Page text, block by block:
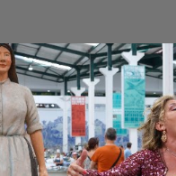
Patrulhamento da GNR
A detenção ocorreu no dia
quinta-feira - numa ação
de Pinhal Novo. Segundo a
os militares da
num local